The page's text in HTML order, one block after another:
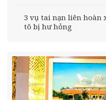
3 vụ tai nạn liên hoàn
tô bị hư hỏng